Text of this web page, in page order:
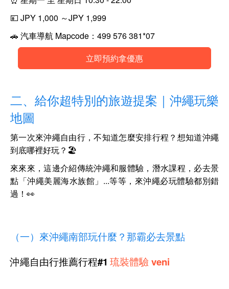
💴 JPY 1,000 ～JPY 1,999
🚗 汽車導航 Mapcode：499 576 381*07
立即預約拿優惠
二、給你超特別的旅遊提案 ｜沖繩玩樂
地圖
第一次來沖繩自由行，不知道怎麼安排行程？想知道沖繩
到底哪裡好玩？🏖
來來來，這邊介紹傳統沖繩和服體驗，潛水課程，必去景
點「沖繩美麗海水族館」...等等，來沖繩必玩體驗都別錯
過！👀
（一）來沖繩南部玩什麼？那霸必去景點
沖繩自由行推薦行程#1 琉裝體驗 veni